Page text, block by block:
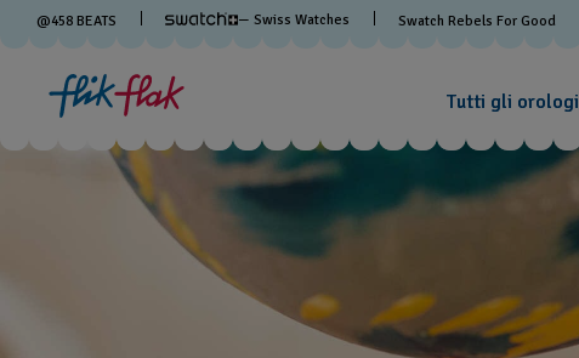
@458 BEATS — Swiss Watches Swatch Rebels For Good
Tutti gli orologi